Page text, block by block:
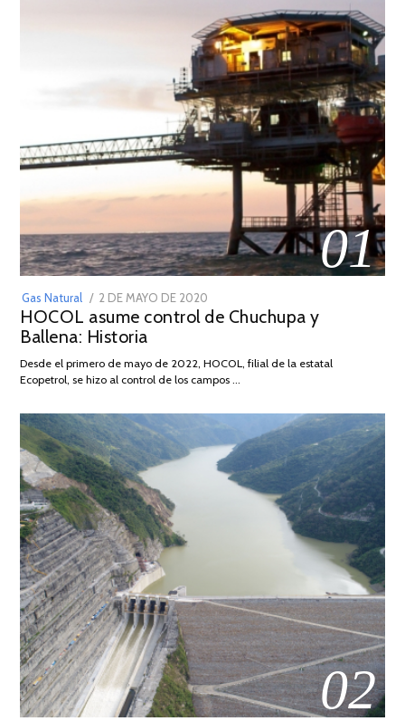
01
Gas Natural
POSTED
ON
2 DE MAYO DE 2020
DE
2026
HOCOL asume control de Chuchupa y
Ballena: Historia
Desde el primero de mayo de 2022, HOCOL, filial de la estatal
Ecopetrol, se hizo al control de los campos …
02